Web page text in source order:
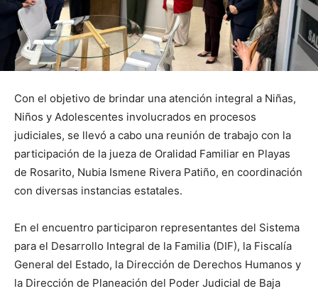
Con el objetivo de brindar una atención integral a Niñas,
Niños y Adolescentes involucrados en procesos
judiciales, se llevó a cabo una reunión de trabajo con la
participación de la jueza de Oralidad Familiar en Playas
de Rosarito, Nubia Ismene Rivera Patiño, en coordinación
con diversas instancias estatales.
En el encuentro participaron representantes del Sistema
para el Desarrollo Integral de la Familia (DIF), la Fiscalía
General del Estado, la Dirección de Derechos Humanos y
la Dirección de Planeación del Poder Judicial de Baja